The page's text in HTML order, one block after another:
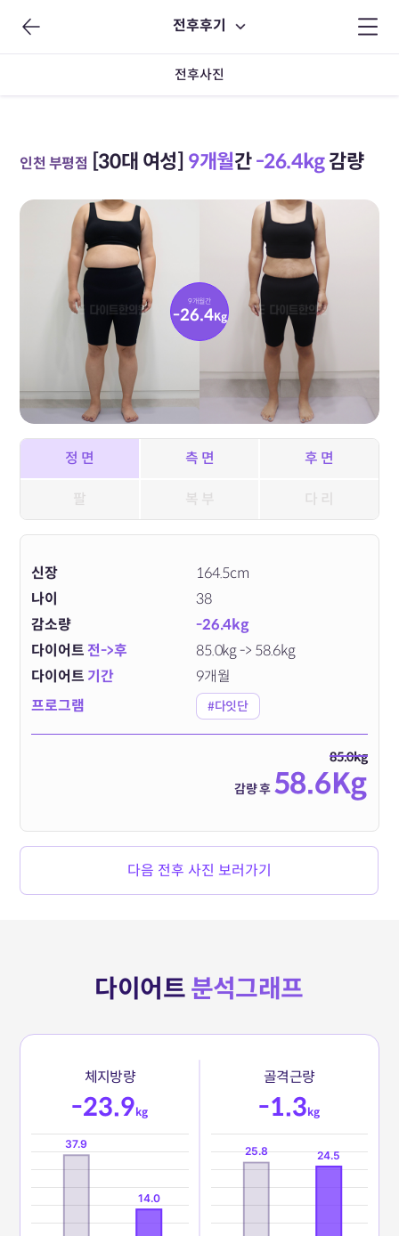
전후후기
전후사진
인천 부평점 [30대 여성] 9개월간-26.4kg감량
9개월간
-26.4Kg
정 면 측 면 후 면
팔 복 부 다 리
신장
164.5cm
나이
38
감소량
-26.4kg
다이어트전->후
85.0kg -> 58.6kg
다이어트 기간
9개월
프로그램
#다잇단
85.0kg
감량 후 58.6Kg
다음 전후 사진 보러가기
다이어트 분석그래프
체지방량
-23.9kg
골격근량
-1.3kg